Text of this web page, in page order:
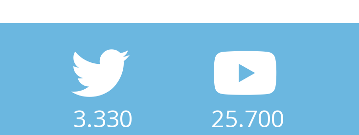
3.330 25.700